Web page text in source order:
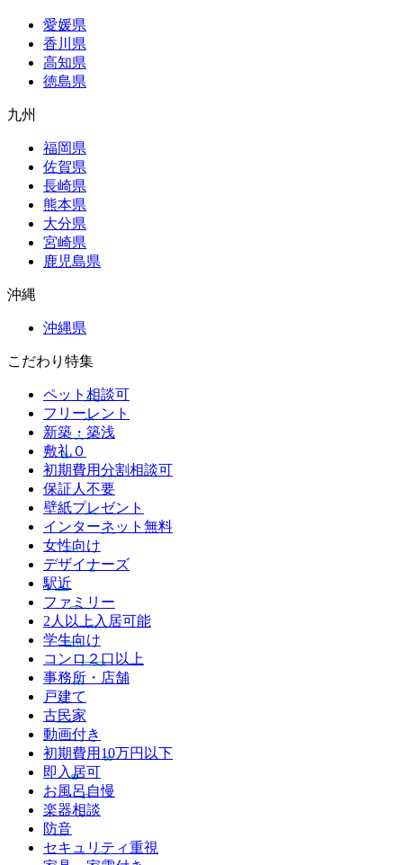
愛媛県
香川県
高知県
徳島県
九州
福岡県
佐賀県
長崎県
熊本県
大分県
宮崎県
鹿児島県
沖縄
沖縄県
こだわり特集
ペット相談可
フリーレント
新築・築浅
敷礼０
初期費用分割相談可
保証人不要
壁紙プレゼント
インターネット無料
女性向け
デザイナーズ
駅近
ファミリー
2人以上入居可能
学生向け
コンロ２口以上
事務所・店舗
戸建て
古民家
動画付き
初期費用10万円以下
即入居可
お風呂自慢
楽器相談
防音
セキュリティ重視